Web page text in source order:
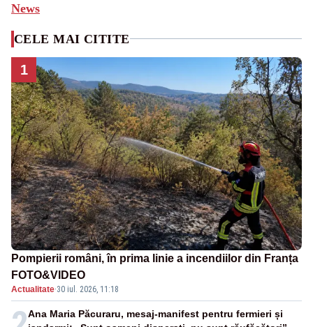
News
CELE MAI CITITE
1
Pompierii români, în prima linie a incendiilor din Franța
FOTO&VIDEO
Actualitate·30 iul. 2026, 11:18
Ana Maria Păcuraru, mesaj-manifest pentru fermieri și